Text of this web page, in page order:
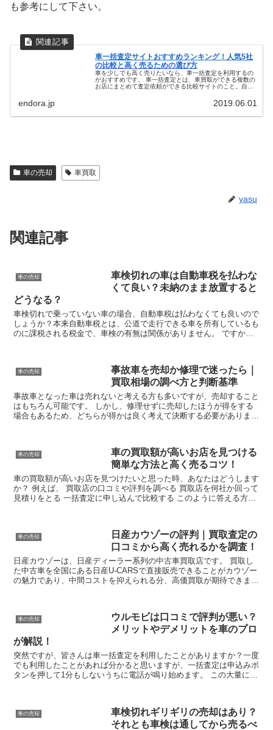
も参考にして下さい。
車一括査定サイトおすすめランキング！人気5社
の比較と高く売るための選び方
車を少しでも高く売りたいなら、車一括査定を利用するの
がおすすめです。 車一括査定とは、車買取ができる複数の
お店にまとめて査定依頼ができる比較サイトのこと。自分
endora.jp 2019.06.01
車の売却 車買取
yasu
関連記事
車の売却
車検切れの車は自動車税を払わな
くて良い？未納のまま放置すると
どうなる？
車検切れで乗っていない車の場合、自動車税は払わなくても良いので
しょうか？本来自動車税とは、公道で走行できる車を所有しているも
のに課税される税金で、車検の有無は関係がありません。 ですか
車の売却
事故車を売却か修理で迷ったら｜
買取相場の調べ方と判断基準
事故車となった車は売れないと考える方も多いですが、売却すること
はもちろん可能です。 しかし、修理せずに売却したほうが得をする
場合もあるため、どちらが得かは良く考えて決断する必要がありま
車の売却
車の買取額が高いお店を見つける
簡単な方法と高く売るコツ！
車の買取額が高いお店を見つけたいと思った時、あなたはどうします
か？ 例えば、 買取店の口コミや評判を調べる 買取店を何社か回って
見積りをとる 一括査定に申し込んで比較する このように答える方も
車の売却
日産カウゾーの評判｜買取査定の
口コミから高く売れるかを調査！
日産カウゾーは、日産ディーラー系列の中古車買取店です。 買取し
た中古車を全国にある日産U-CARSで直接販売できることがカウゾー
の魅力であり、中間コストを抑えられる分、高価買取が期待できま
車の売却
ウルモビは口コミで評判が悪い？
メリットやデメリットを車のプロ
が解説！
突然ですが、皆さんは車一括査定を利用したことがありますか？一度
でも利用したことがあれば分かると思いますが、一括査定は申込みボ
タンを押して1分もしないうちに電話が鳴り始めます。 この大量にく
車の売却
車検切れギリギリの売却はあり？
それとも車検は通してから売るべ